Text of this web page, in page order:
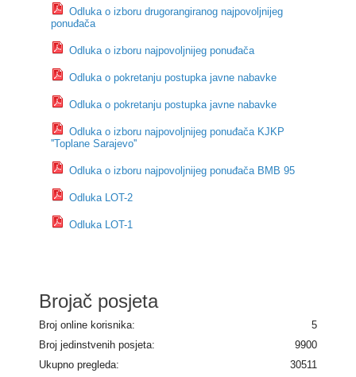
Odluka o izboru drugorangiranog najpovoljnijeg
ponuđača
Odluka o izboru najpovoljnijeg ponuđača
Odluka o pokretanju postupka javne nabavke
Odluka o pokretanju postupka javne nabavke
Odluka o izboru najpovoljnijeg ponuđača KJKP
''Toplane Sarajevo''
Odluka o izboru najpovoljnijeg ponuđača BMB 95
Odluka LOT-2
Odluka LOT-1
Brojač posjeta
Broj online korisnika:
5
Broj jedinstvenih posjeta:
9900
Ukupno pregleda:
30511